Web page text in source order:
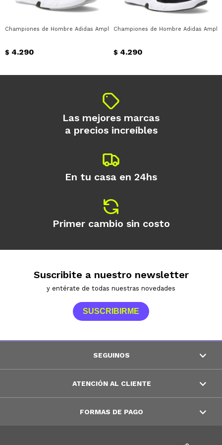
Championes de Hombre Adidas Amplimove Trainer Adidas - Blanco - Negro
$ 4.290
Championes de Hombre Adidas
$ 4.290
Las mejores marcas
a precios increíbles
En tu casa en 24hs
Primer cambio sin costo
Suscribite a nuestro newsletter
y entérate de todas nuestras novedades
SUSCRIBIRME
SEGUINOS
ATENCIÓN AL CLIENTE
FORMAS DE PAGO
* sujeto a aprobación crediticia. El monto
disponible puede variar por comercio